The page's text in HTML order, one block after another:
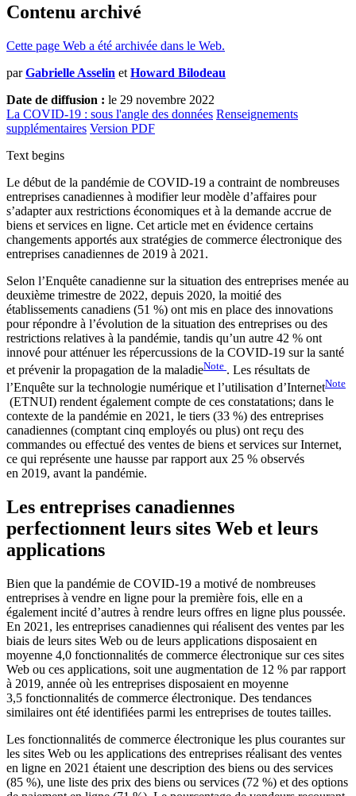
Contenu archivé
Cette page Web a été archivée dans le Web.
parGabrielle Asselin et Howard Bilodeau
Date de diffusion : le 29 novembre 2022
La COVID-19 : sous l'angle des données Renseignements
supplémentaires Version PDF
Text begins
Le début de la pandémie de COVID-19 a contraint de nombreuses
entreprises canadiennes à modifier leur modèle d’affaires pour
s’adapter aux restrictions économiques et à la demande accrue de
biens et services en ligne. Cet article met en évidence certains
changements apportés aux stratégies de commerce électronique des
entreprises canadiennes de 2019 à 2021.
Selon l’Enquête canadienne sur la situation des entreprises menée au
deuxième trimestre de 2022, depuis 2020, la moitié des
établissements canadiens (51 %) ont mis en place des innovations
pour répondre à l’évolution de la situation des entreprises ou des
restrictions relatives à la pandémie, tandis qu’un autre 42 % ont
innové pour atténuer les répercussions de la COVID-19 sur la santé
et prévenir la propagation de la maladieNote . Les résultats de
l’Enquête sur la technologie numérique et l’utilisation d’InternetNote
(ETNUI) rendent également compte de ces constatations; dans le
contexte de la pandémie en 2021, le tiers (33 %) des entreprises
canadiennes (comptant cinq employés ou plus) ont reçu des
commandes ou effectué des ventes de biens et services sur Internet,
ce qui représente une hausse par rapport aux 25 % observés
en 2019, avant la pandémie.
Les entreprises canadiennes
perfectionnent leurs sites Web et leurs
applications
Bien que la pandémie de COVID-19 a motivé de nombreuses
entreprises à vendre en ligne pour la première fois, elle en a
également incité d’autres à rendre leurs offres en ligne plus poussée.
En 2021, les entreprises canadiennes qui réalisent des ventes par les
biais de leurs sites Web ou de leurs applications disposaient en
moyenne 4,0 fonctionnalités de commerce électronique sur ces sites
Web ou ces applications, soit une augmentation de 12 % par rapport
à 2019, année où les entreprises disposaient en moyenne
3,5 fonctionnalités de commerce électronique. Des tendances
similaires ont été identifiées parmi les entreprises de toutes tailles.
Les fonctionnalités de commerce électronique les plus courantes sur
les sites Web ou les applications des entreprises réalisant des ventes
en ligne en 2021 étaient une description des biens ou des services
(85 %), une liste des prix des biens ou services (72 %) et des options